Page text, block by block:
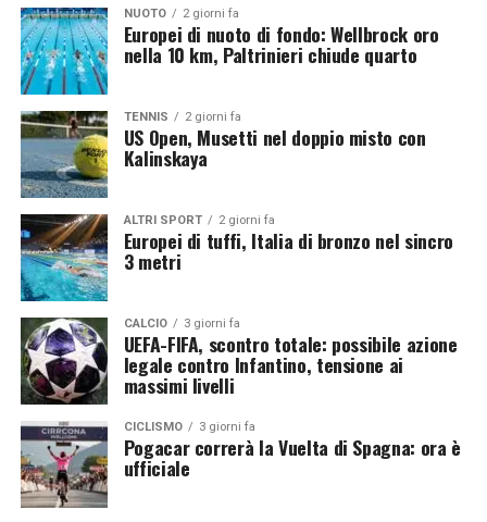
Sbertoli, Sani 1, Bottolo 10, Galassi n.e., Lavia 13,
Romanò 17, L. Porro, Sanguinetti 7, Russo n.e., Mati 11,
Bovolenta 3.
All. De Giorgi.
Cuba: Masso 3, Cardenas 2, Garcia (L), Gomez, Gonzalez
8, Diaz n.e., Arrechea (L) n.e., Simon 9, Lopez 11, Thiago
n.e., Yant 9, Thondike 3, Wilson 8.
Il percorso azzurro da adesso in poi
Giovedì 30 luglio alle 09:00 ľ
quarto posto, affronterà ai quarti gli
classificati. In caso di vittoria gli azzurri affronteranno
in semifinale la vincente diGiappone-Cinae casomai il
finale la vincente della semifinale tra le vincenti di
Polonia-Ucraina
NUOTO 2 giorni fa
Europei di nuoto di fondo: Wellbrock oro
nella 10 km, Paltrinieri chiude quarto
TENNIS 2 giorni fa
US Open, Musetti nel doppio misto con
Kalinskaya
ALTRI SPORT 2 giorni fa
Europei di tuffi, Italia di bronzo nel sincro
3 metri
CALCIO 3 giorni fa
UEFA-FIFA, scontro totale: possibile azione
legale contro Infantino, tensione ai
massimi livelli
CICLISMO 3 giorni fa
Pogacar correrà la Vuelta di Spagna: ora è
ufficiale